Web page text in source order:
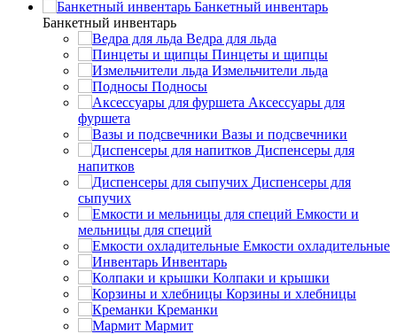
Банкетный инвентарь
Банкетный инвентарь
Ведра для льда
Пинцеты и щипцы
Измельчители льда
Подносы
Аксессуары для
фуршета
Вазы и подсвечники
Диспенсеры для
напитков
Диспенсеры для
сыпучих
Емкости и
мельницы для специй
Емкости охладительные
Инвентарь
Колпаки и крышки
Корзины и хлебницы
Креманки
Мармит